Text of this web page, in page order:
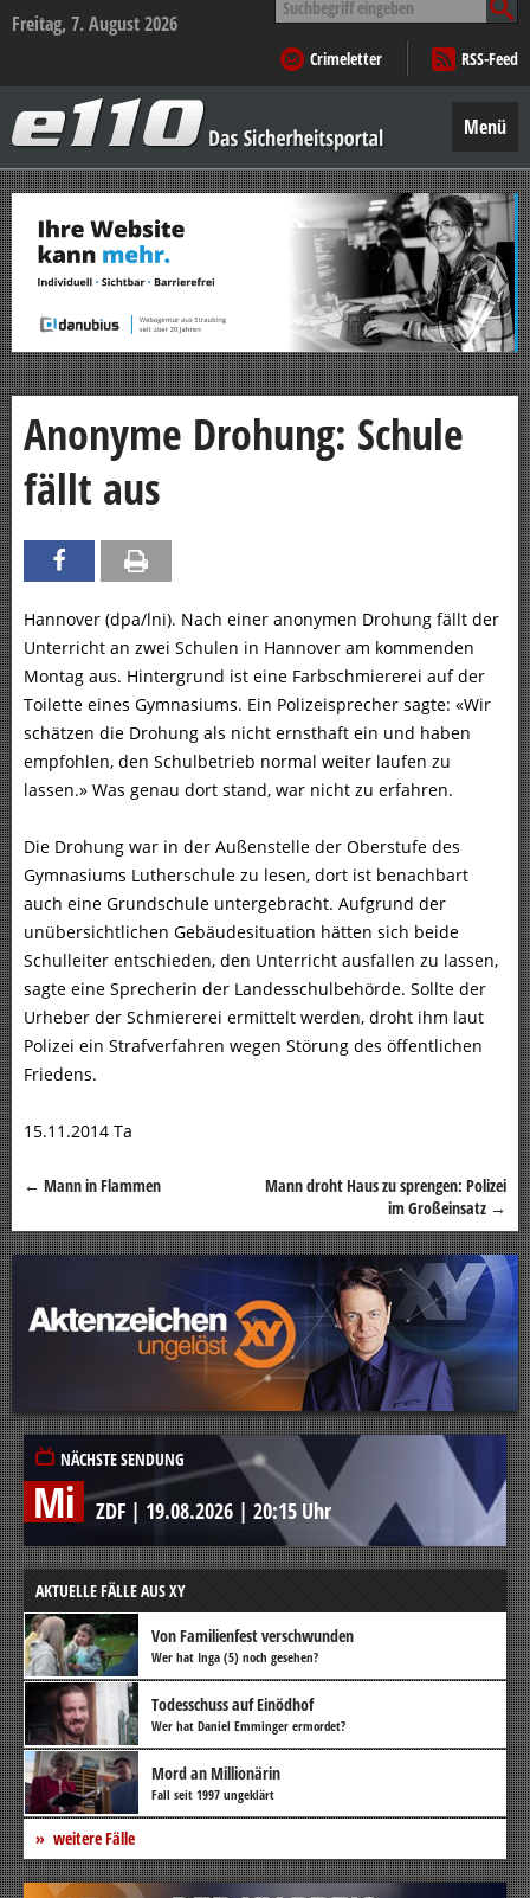
Freitag, 7. August 2026
nach:
Crimeletter
RSS-Feed
–
Das
Sicherheitsportal
Menü
Zum
Inhalt
springen
Anonyme Drohung: Schule
fällt aus
Hannover (dpa/lni). Nach einer anonymen Drohung fällt der
Unterricht an zwei Schulen in Hannover am kommenden
Montag aus. Hintergrund ist eine Farbschmiererei auf der
Toilette eines Gymnasiums. Ein Polizeisprecher sagte: «Wir
schätzen die Drohung als nicht ernsthaft ein und haben
empfohlen, den Schulbetrieb normal weiter laufen zu
lassen.» Was genau dort stand, war nicht zu erfahren.
Die Drohung war in der Außenstelle der Oberstufe des
Gymnasiums Lutherschule zu lesen, dort ist benachbart
auch eine Grundschule untergebracht. Aufgrund der
unübersichtlichen Gebäudesituation hätten sich beide
Schulleiter entschieden, den Unterricht ausfallen zu lassen,
sagte eine Sprecherin der Landesschulbehörde. Sollte der
Urheber der Schmiererei ermittelt werden, droht ihm laut
Polizei ein Strafverfahren wegen Störung des öffentlichen
Friedens.
15.11.2014 Ta
Beitragsnavigation
← Mann in Flammen
Mann droht Haus zu sprengen: Polizei
im Großeinsatz →
NÄCHSTE SENDUNG
Mi ZDF | 19.08.2026 | 20:15 Uhr
AKTUELLE FÄLLE AUS XY
Von Familienfest verschwunden
Wer hat Inga (5) noch gesehen?
Todesschuss auf Einödhof
Wer hat Daniel Emminger ermordet?
Mord an Millionärin
Fall seit 1997 ungeklärt
weitere Fälle